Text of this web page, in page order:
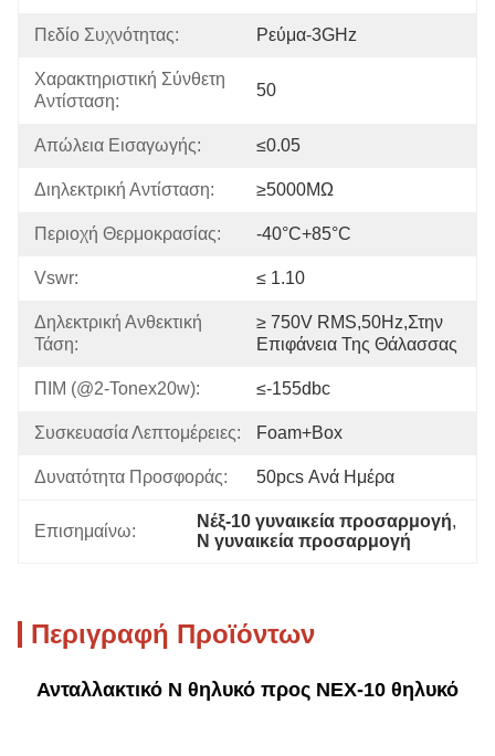
Πεδίο Συχνότητας: Ρεύμα-3GHz
Χαρακτηριστική Σύνθετη
Αντίσταση:
50
Απώλεια Εισαγωγής: ≤0.05
Διηλεκτρική Αντίσταση: ≥5000MΩ
Περιοχή Θερμοκρασίας: -40°C+85°C
Vswr: ≤ 1.10
Δηλεκτρική Ανθεκτική
Τάση:
≥ 750V RMS,50Hz,στην
Επιφάνεια Της Θάλασσας
ΠΙΜ (@2-Tonex20w): ≤-155dbc
Συσκευασία Λεπτομέρειες: Foam+box
Δυνατότητα Προσφοράς: 50pcs Ανά Ημέρα
Επισημαίνω:
Νέξ-10 γυναικεία προσαρμογή
Ν γυναικεία προσαρμογή
Περιγραφή Προϊόντων
Ανταλλακτικό N θηλυκό προς NEX-10 θηλυκό